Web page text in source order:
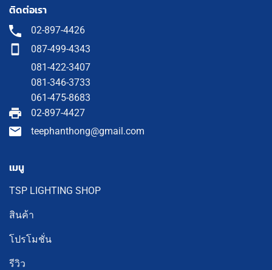
ติดต่อเรา
02-897-4426
087-499-4343
081-422-3407
081-346-3733
061-475-8683
02-897-4427
teephanthong@gmail.com
เมนู
TSP LIGHTING SHOP
สินค้า
โปรโมชั่น
รีวิว